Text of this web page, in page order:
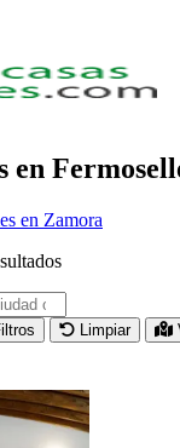
en
en Zamora
o provincia para
Limpiar